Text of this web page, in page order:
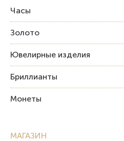
Часы
Золото
Ювелирные изделия
Бриллианты
Монеты
МАГАЗИН